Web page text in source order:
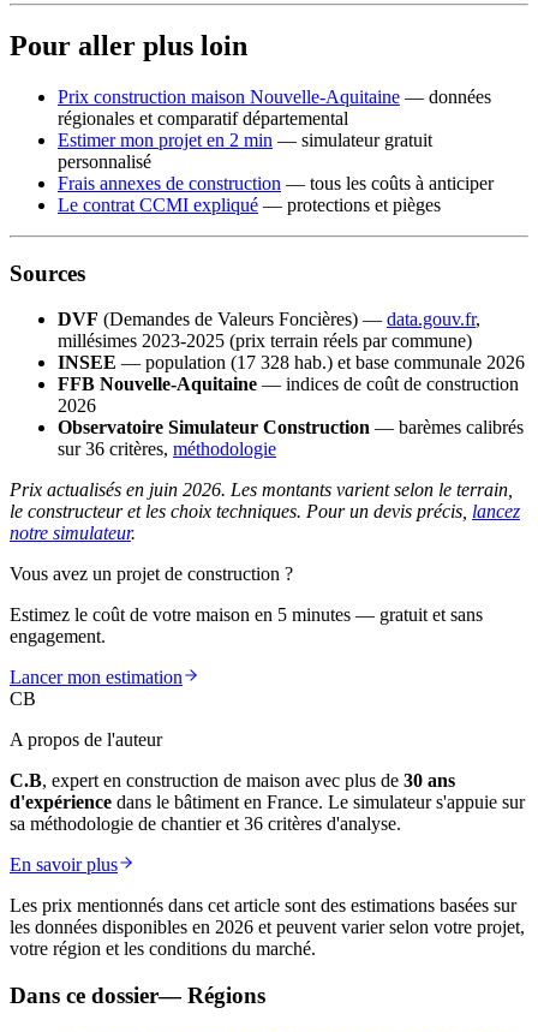
Pour aller plus loin
Prix construction maison Nouvelle-Aquitaine — données
régionales et comparatif départemental
Estimer mon projet en 2 min — simulateur gratuit
personnalisé
Frais annexes de construction — tous les coûts à anticiper
Le contrat CCMI expliqué — protections et pièges
Sources
DVF (Demandes de Valeurs Foncières) — data.gouv.fr,
millésimes 2023-2025 (prix terrain réels par commune)
INSEE — population (17 328 hab.) et base communale 2026
FFB Nouvelle-Aquitaine — indices de coût de construction
2026
Observatoire Simulateur Construction — barèmes calibrés
sur 36 critères, méthodologie
Prix actualisés en juin 2026. Les montants varient selon le terrain,
le constructeur et les choix techniques. Pour un devis précis, lancez
notre simulateur.
Vous avez un projet de construction ?
Estimez le coût de votre maison en 5 minutes — gratuit et sans
engagement.
Lancer mon estimation
CB
A propos de l'auteur
C.B, expert en construction de maison avec plus de 30 ans
d'expérience dans le bâtiment en France. Le simulateur s'appuie sur
sa méthodologie de chantier et 36 critères d'analyse.
En savoir plus
Les prix mentionnés dans cet article sont des estimations basées sur
les données disponibles en 2026 et peuvent varier selon votre projet,
votre région et les conditions du marché.
Dans ce dossier—Régions